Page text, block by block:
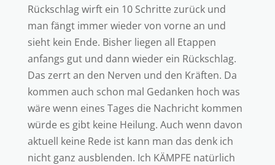
Rückschlag wirft ein 10 Schritte zurück und
man fängt immer wieder von vorne an und
sieht kein Ende. Bisher liegen all Etappen
anfangs gut und dann wieder ein Rückschlag.
Das zerrt an den Nerven und den Kräften. Da
kommen auch schon mal Gedanken hoch was
wäre wenn eines Tages die Nachricht kommen
würde es gibt keine Heilung. Auch wenn davon
aktuell keine Rede ist kann man das denk ich
nicht ganz ausblenden. Ich KÄMPFE natürlich